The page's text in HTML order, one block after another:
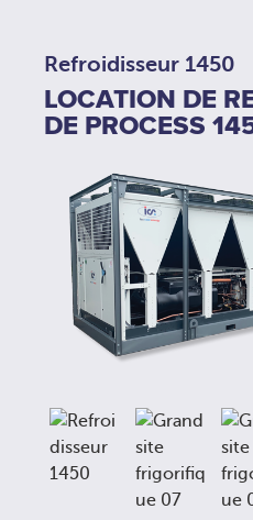
Refroidisseur 1450
LOCATION DE
DE PROCESS